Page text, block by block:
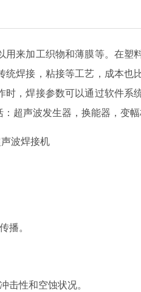
来加工织物和薄膜等。在塑
焊接，粘接等工艺，成本也
，焊接参数可以通过软件系
超声波发生器，换能器，变幅
播。
性和空蚀状况。